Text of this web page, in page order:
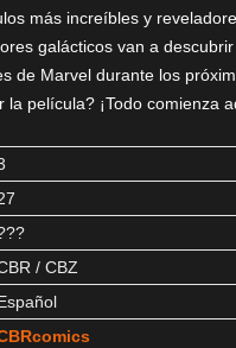
más increíbles y
galácticos van a
de Marvel durante los
la película? ¡Todo comienza
/ CBZ